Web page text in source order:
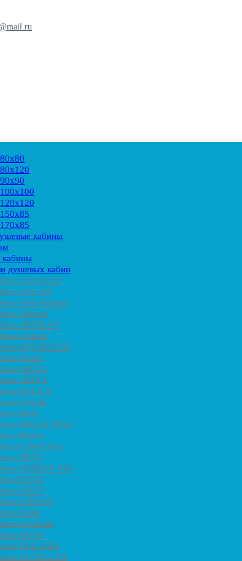
кабины
кабины
душевых кабин
Acguazzone
Agua Joy
Alvaro Banos
Ammari
APPOLLO
Aquanet
AQUAPULSE
AquaZ
ARCUS
ARTEX
AULICA
AvaCan
Banff
Black & White
Borneo
Colden Frog
DETO
DOMANI-SPA
EAGO
ERLIT
ESBANO
Frank
Grossman
HOTO
NIAGARA
NOVELLINI